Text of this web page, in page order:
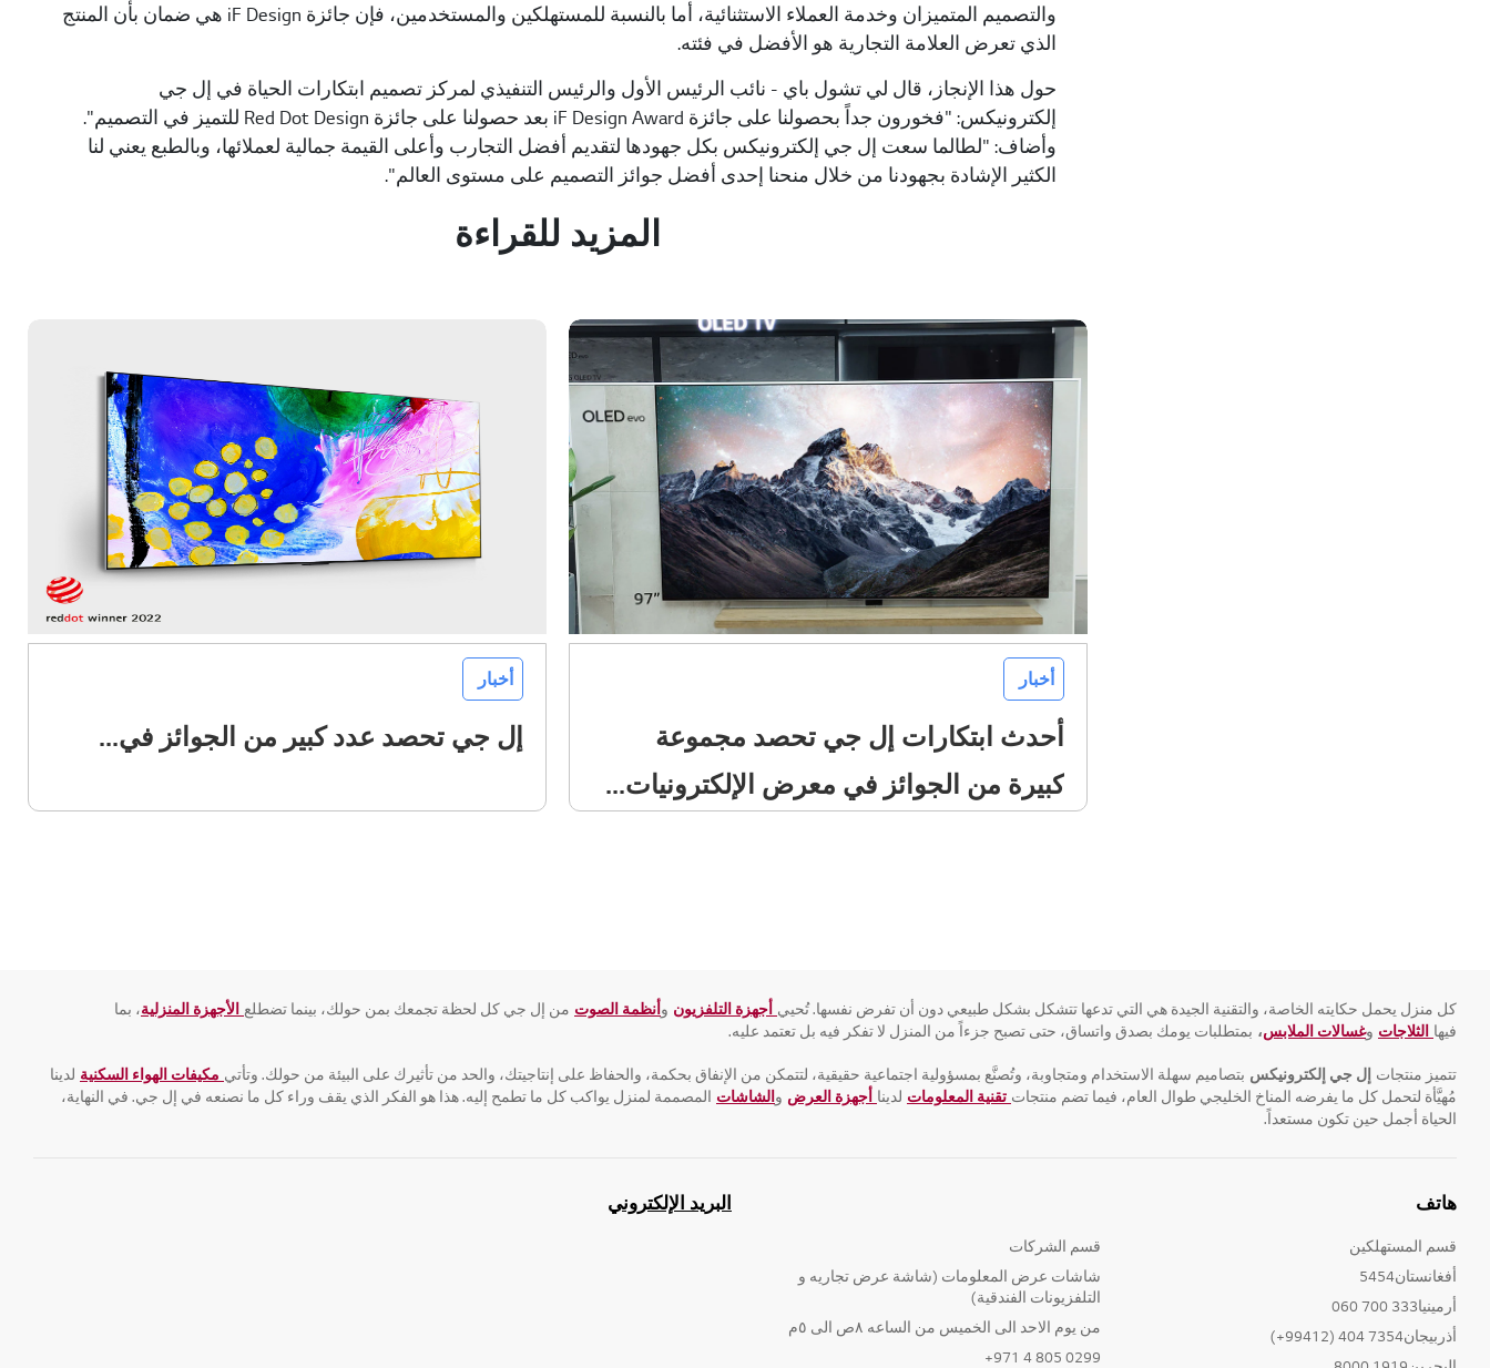
والتصميم المتميزان وخدمة العملاء الاستثنائية، أما بالنسبة للمستهلكين والمستخدمين، فإن جائزة iF Design هي ضمان بأن المنتج
الذي تعرض العلامة التجارية هو الأفضل في فئته.
حول هذا الإنجاز، قال لي تشول باي - نائب الرئيس الأول والرئيس التنفيذي لمركز تصميم ابتكارات الحياة في إل جي
إلكترونيكس: "فخورون جداً بحصولنا على جائزة iF Design Award بعد حصولنا على جائزة Red Dot Design للتميز في التصميم".
وأضاف: "لطالما سعت إل جي إلكترونيكس بكل جهودها لتقديم أفضل التجارب وأعلى القيمة جمالية لعملائها، وبالطبع يعني لنا
الكثير الإشادة بجهودنا من خلال منحنا إحدى أفضل جوائز التصميم على مستوى العالم".
المزيد للقراءة
أخبار
إل جي تحصد عدد كبير من الجوائز في...
أخبار
أحدث ابتكارات إل جي تحصد مجموعة
كبيرة من الجوائز في معرض الإلكترونيات...
كل منزل يحمل حكايته الخاصة، والتقنية الجيدة هي التي تدعها تتشكل بشكل طبيعي دون أن تفرض نفسها. تُحيي أجهزة التلفزيون وأنظمة الصوت من إل جي كل لحظة تجمعك بمن حولك، بينما تضطلع الأجهزة المنزلية، بما
فيها الثلاجات وغسالات الملابس، بمتطلبات يومك بصدق واتساق، حتى تصبح جزءاً من المنزل لا تفكر فيه بل تعتمد عليه.
تتميز منتجات إل جي إلكترونيكس بتصاميم سهلة الاستخدام ومتجاوبة، وتُصنَّع بمسؤولية اجتماعية حقيقية، لتتمكن من الإنفاق بحكمة، والحفاظ على إنتاجيتك، والحد من تأثيرك على البيئة من حولك. وتأتي مكيفات الهواء السكنية لدينا
مُهيَّأة لتحمل كل ما يفرضه المناخ الخليجي طوال العام، فيما تضم منتجات تقنية المعلومات لدينا أجهزة العرض والشاشات المصممة لمنزل يواكب كل ما تطمح إليه. هذا هو الفكر الذي يقف وراء كل ما نصنعه في إل جي. في النهاية،
الحياة أجمل حين تكون مستعداً.
هاتف
قسم المستهلكين
أفغانستان5454
أرمينيا333 700 060
أذربيجان7354 404 (99412+)
قسم الشركات
شاشات عرض المعلومات (شاشة عرض تجاريه و
التلفزيونات الفندقية)
من يوم الاحد الى الخميس من الساعه ٨ص الى ٥م
0299 805 4 971+
البريد الإلكتروني